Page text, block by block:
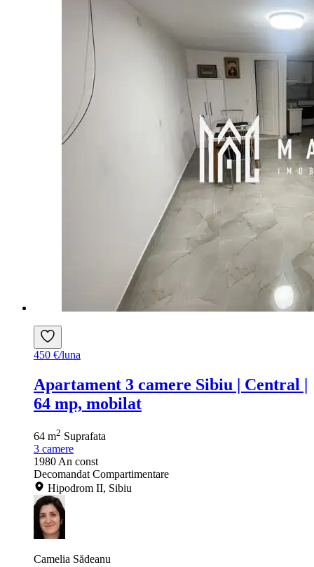
450 €/luna
Apartament 3 camere Sibiu | Central |
64 mp, mobilat
64 m2 Suprafata
3 camere
1980 An const
Decomandat Compartimentare
Hipodrom II, Sibiu
Camelia Sădeanu